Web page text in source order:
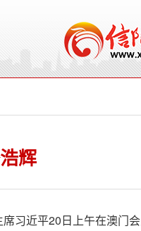
辉
习近平20日上午在澳门